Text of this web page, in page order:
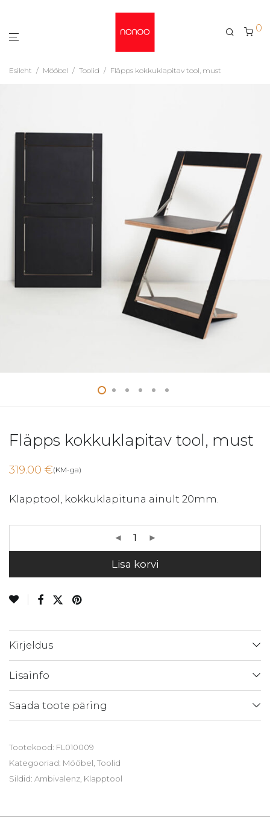
0
Esileht / Mööbel / Toolid / Fläpps kokkuklapitav tool, must
Fläpps kokkuklapitav tool, must
319.00 €(KM-ga)
Klapptool, kokkuklapituna ainult 20mm.
Lisa korvi
Kirjeldus
Lisainfo
Saada toote päring
Tootekood: FL010009
Kategooriad: Mööbel Toolid
Sildid: Ambivalenz Klapptool